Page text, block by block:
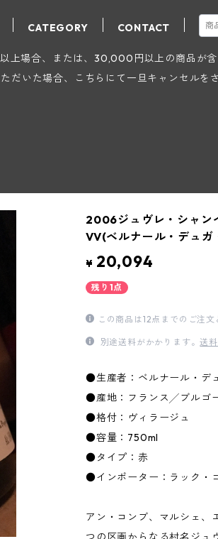
CATEGORY CONTACT
上場合、または、30,000円以上の商品が
だいた場合、こちらにて一旦キャンセルを
2006ジュヴレ・シャン
VV(ベルナール・デュガ
¥ 20,094
残り1点
この商品は12点までのご注文
別途送料がかかります。送
●生産者：ベルナール・デ
●産地：フランス╱ブルゴ
●格付：ヴィラージュ
●容量：750ml
●タイプ：赤
●インポーター：ラック・
アン・コンブ、マルシェ、